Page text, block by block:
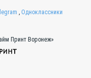
, Одноклассники
Принт Воронеж»